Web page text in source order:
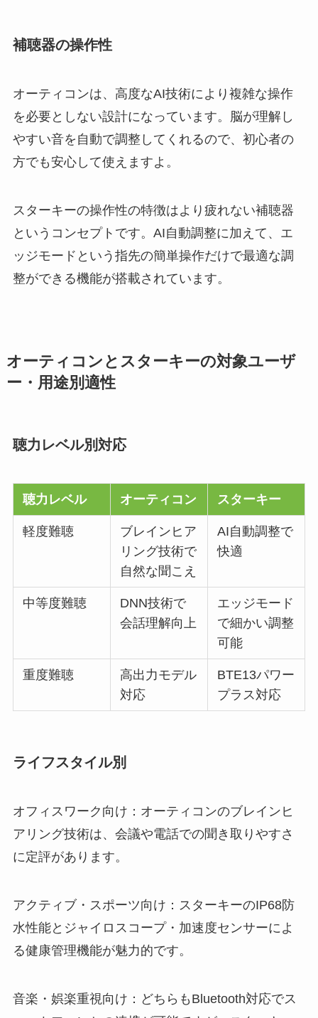
補聴器の操作性
オーティコンは、高度なAI技術により複雑な操作
を必要としない設計になっています。脳が理解し
やすい音を自動で調整してくれるので、初心者の
方でも安心して使えますよ。
スターキーの操作性の特徴はより疲れない補聴器
というコンセプトです。AI自動調整に加えて、エ
ッジモードという指先の簡単操作だけで最適な調
整ができる機能が搭載されています。
オーティコンとスターキーの対象ユーザ
ー・用途別適性
聴力レベル別対応
聴力レベル オーティコン スターキー
軽度難聴
ブレインヒア
リング技術で
自然な聞こえ
AI自動調整で
快適
中等度難聴
DNN技術で
会話理解向上
エッジモード
で細かい調整
可能
重度難聴
高出力モデル
対応
BTE13パワー
プラス対応
ライフスタイル別
オフィスワーク向け：オーティコンのブレインヒ
アリング技術は、会議や電話での聞き取りやすさ
に定評があります。
アクティブ・スポーツ向け：スターキーのIP68防
水性能とジャイロスコープ・加速度センサーによ
る健康管理機能が魅力的です。
音楽・娯楽重視向け：どちらもBluetooth対応でス